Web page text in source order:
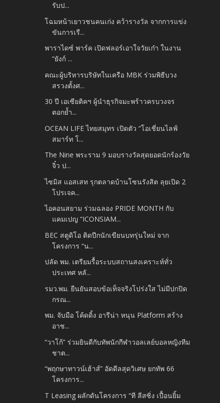
รับป...
โฉมหน้าเยาวชนคนเก่ง คว้ารางวัล จากการแข่ง
ขันการเรี...
พาราไดซ์ พาร์ค เปิดฟลอร์เอาใจวัยเก๋า ในงาน
“ยังก์ ...
คณะผู้บริหารบริษัทในเครือ MBK ร่วมพิธีบวง
สรวงตั้งศ...
30 ปี เอเซียติคฯ ผู้นำธุรกิจมะพร้าวครบวงจร
ตอกย้ำ...
OCEAN LIFE ไทยสมุทร เปิดตัว “โอเชี่ยนไลฟ์
สมาร์ท โ...
The Nine พระราม 9 มอบรางวัลสุดยอดนักร้องวัย
จิ๋ว ป...
ไซมิส แอสเสท รุกตลาดบ้านโซนรังสิต ลุยเปิด 2
โปรเจค...
ไอคอนสยาม ร่วมฉลอง PRIDE MONTH กับ
แคมเปญ “ICONSIAM...
BEC สตูดิโอ ติดปีกนักเขียนบทรุ่นใหม่ จาก
โครงการ “น...
ปลัด พม. เตรียมรื้อระบบสถานสงเคราะห์ทั่ว
ประเทศ หลั...
รมว.พม. ยืนยันสอบข้อเท็จจริงโปร่งใส ไม่มีปกปิด
กรณ...
พม. จับมือ โค้ดดิ้ง อารีน่า หนุน Platform สร้าง
อาช...
“วาโก้” ร่วมยินดีกับทัพนักกีฬาวอลเลย์บอลหญิงทีม
ชาต...
“พฤกษาทาวน์เฮ้าส์” อัดดีลสุดวิเศษ ยกทัพ 66
โครงการ...
T Leasing ผลักดันโครงการ “ที ลีสซิ่ง เปื้อนยิ้ม